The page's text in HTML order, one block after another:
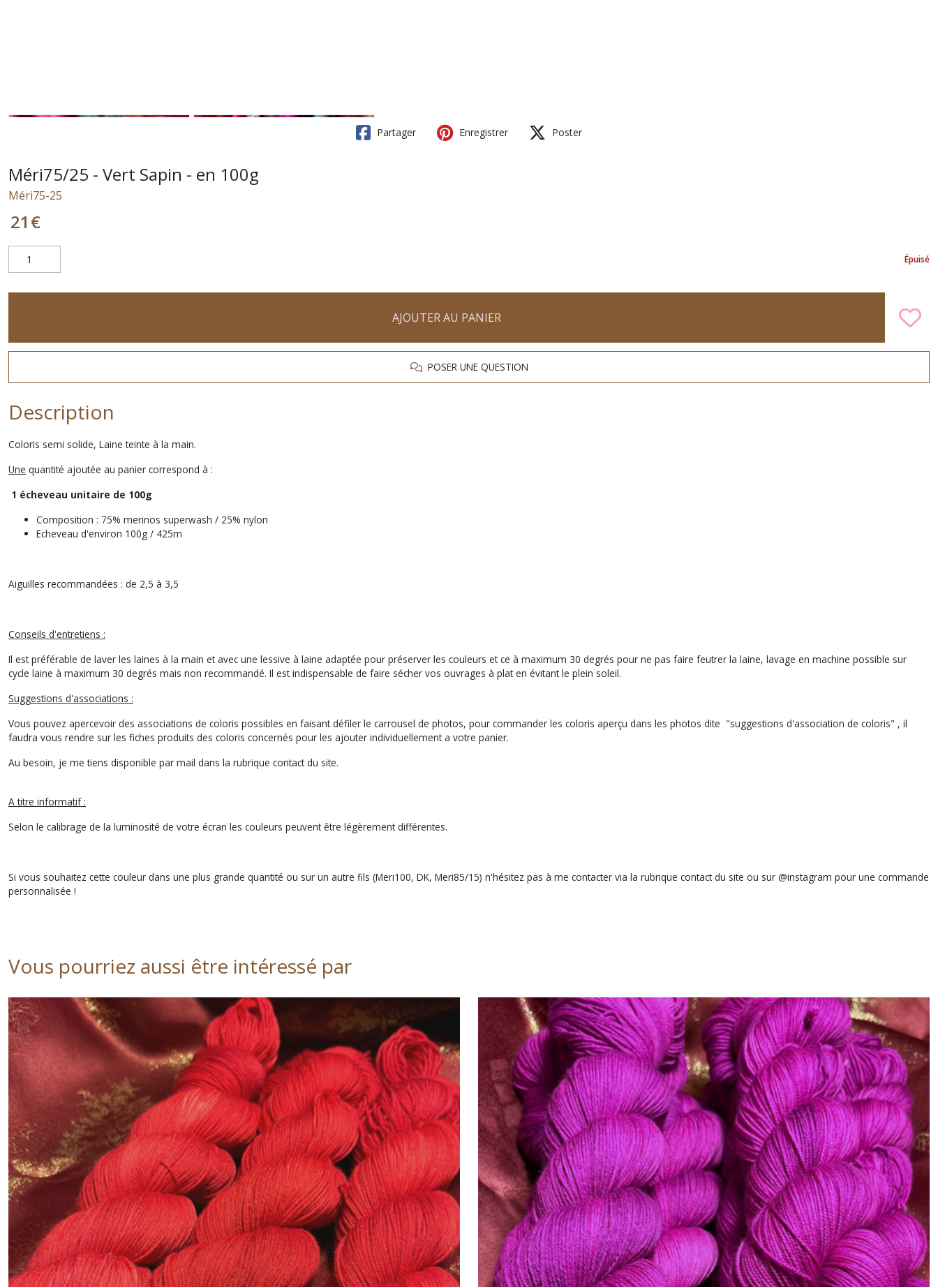
Partager Enregistrer Poster
Méri75/25 - Vert Sapin - en 100g
Méri75-25
21 €
Épuisé
AJOUTER AU PANIER
POSER UNE QUESTION
Description
Coloris semi solide, Laine teinte à la main.
Une quantité ajoutée au panier correspond à :
1 écheveau unitaire de 100g
Composition : 75% merinos superwash / 25% nylon
Echeveau d'environ 100g / 425m
Aiguilles recommandées : de 2,5 à 3,5
Conseils d'entretiens :
Il est préférable de laver les laines à la main et avec une lessive à laine adaptée pour préserver les couleurs et ce à maximum 30 degrés pour ne pas faire feutrer la laine, lavage en machine possible sur
cycle laine à maximum 30 degrés mais non recommandé. Il est indispensable de faire sécher vos ouvrages à plat en évitant le plein soleil.
Suggestions d'associations :
Vous pouvez apercevoir des associations de coloris possibles en faisant défiler le carrousel de photos, pour commander les coloris aperçu dans les photos dite "suggestions d'association de coloris" , il
faudra vous rendre sur les fiches produits des coloris concernés pour les ajouter individuellement a votre panier.
Au besoin, je me tiens disponible par mail dans la rubrique contact du site.
A titre informatif :
Selon le calibrage de la luminosité de votre écran les couleurs peuvent être légèrement différentes.
Si vous souhaitez cette couleur dans une plus grande quantité ou sur un autre fils (Meri100, DK, Meri85/15) n'hésitez pas à me contacter via la rubrique contact du site ou sur @instagram pour une commande
personnalisée !
Vous pourriez aussi être intéressé par